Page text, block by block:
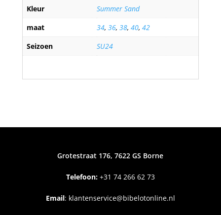
Kleur
Summer Sand
maat
34, 36, 38, 40, 42
Seizoen
SU24
Grotestraat 176, 7622 GS Borne
Telefoon:+31 74 266 62 73
Email: klantenservice@bibelotonline.nl